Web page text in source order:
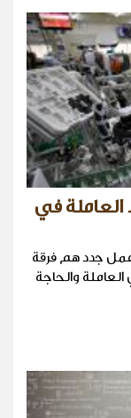
في
عمل جدد هم فرقة
والحاجة